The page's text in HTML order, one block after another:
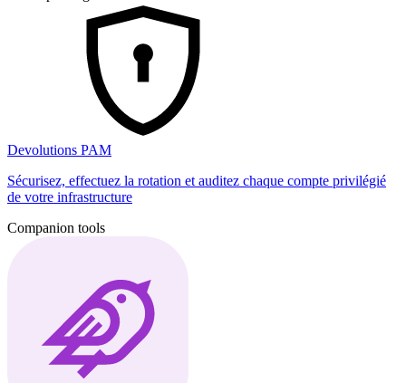
Devolutions PAM
Sécurisez, effectuez la rotation et auditez chaque compte privilégié
de votre infrastructure
Companion tools